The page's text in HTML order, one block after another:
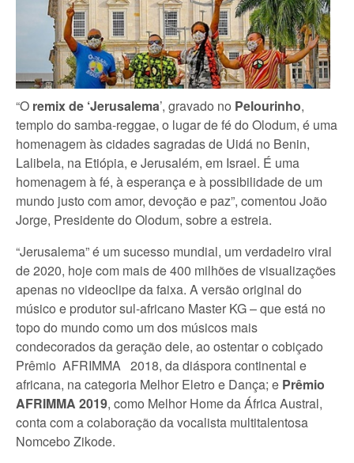
“O remix de ‘Jerusalema’, gravado no Pelourinho,
templo do samba-reggae, o lugar de fé do Olodum, é uma
homenagem às cidades sagradas de Uidá no Benin,
Lalibela, na Etiópia, e Jerusalém, em Israel. É uma
homenagem à fé, à esperança e à possibilidade de um
mundo justo com amor, devoção e paz”, comentou João
Jorge, Presidente do Olodum, sobre a estreia.
“Jerusalema” é um sucesso mundial, um verdadeiro viral
de 2020, hoje com mais de 400 milhões de visualizações
apenas no videoclipe da faixa. A versão original do
músico e produtor sul-africano Master KG – que está no
topo do mundo como um dos músicos mais
condecorados da geração dele, ao ostentar o cobiçado
Prêmio AFRIMMA 2018, da diáspora continental e
africana, na categoria Melhor Eletro e Dança; e Prêmio
AFRIMMA 2019, como Melhor Home da África Austral,
conta com a colaboração da vocalista multitalentosa
Nomcebo Zikode.